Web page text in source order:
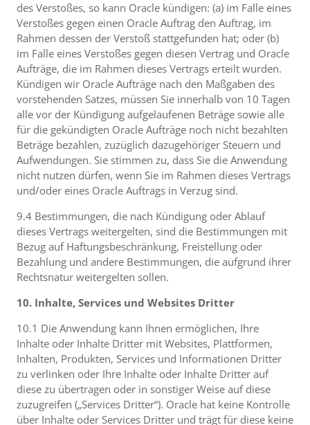
des Verstoßes, so kann Oracle kündigen: (a) im Falle eines
Verstoßes gegen einen Oracle Auftrag den Auftrag, im
Rahmen dessen der Verstoß stattgefunden hat; oder (b)
im Falle eines Verstoßes gegen diesen Vertrag und Oracle
Aufträge, die im Rahmen dieses Vertrags erteilt wurden.
Kündigen wir Oracle Aufträge nach den Maßgaben des
vorstehenden Satzes, müssen Sie innerhalb von 10 Tagen
alle vor der Kündigung aufgelaufenen Beträge sowie alle
für die gekündigten Oracle Aufträge noch nicht bezahlten
Beträge bezahlen, zuzüglich dazugehöriger Steuern und
Aufwendungen. Sie stimmen zu, dass Sie die Anwendung
nicht nutzen dürfen, wenn Sie im Rahmen dieses Vertrags
und/oder eines Oracle Auftrags in Verzug sind.
9.4 Bestimmungen, die nach Kündigung oder Ablauf
dieses Vertrags weitergelten, sind die Bestimmungen mit
Bezug auf Haftungsbeschränkung, Freistellung oder
Bezahlung und andere Bestimmungen, die aufgrund ihrer
Rechtsnatur weitergelten sollen.
10. Inhalte, Services und Websites Dritter
10.1 Die Anwendung kann Ihnen ermöglichen, Ihre
Inhalte oder Inhalte Dritter mit Websites, Plattformen,
Inhalten, Produkten, Services und Informationen Dritter
zu verlinken oder Ihre Inhalte oder Inhalte Dritter auf
diese zu übertragen oder in sonstiger Weise auf diese
zuzugreifen („Services Dritter“). Oracle hat keine Kontrolle
über Inhalte oder Services Dritter und trägt für diese keine